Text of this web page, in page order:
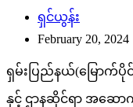
ရှင်ယွန်း
February 20, 2024
ရှမ်းပြည်နယ်(မြောက်ပိုင်
နှင့် ဌာနဆိုင်ရာ အဆော